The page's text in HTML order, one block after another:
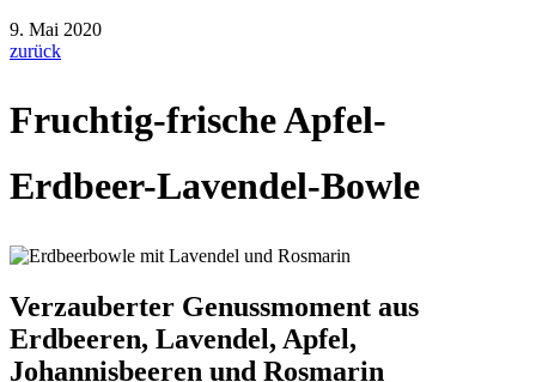
9. Mai 2020
zurück
Fruchtig-frische Apfel-
Erdbeer-Lavendel-Bowle
Verzauberter Genussmoment aus
Erdbeeren, Lavendel, Apfel,
Johannisbeeren und Rosmarin